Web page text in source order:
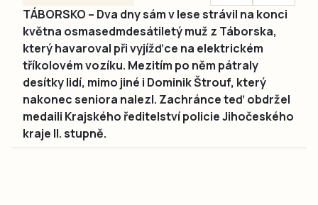
TÁBORSKO – Dva dny sám v lese strávil na konci
května osmasedmdesátiletý muž z Táborska,
který havaroval při vyjížďce na elektrickém
tříkolovém vozíku. Mezitím po něm pátraly
desítky lidí, mimo jiné i Dominik Štrouf, který
nakonec seniora nalezl. Zachránce teď obdržel
medaili Krajského ředitelství policie Jihočeského
kraje II. stupně.